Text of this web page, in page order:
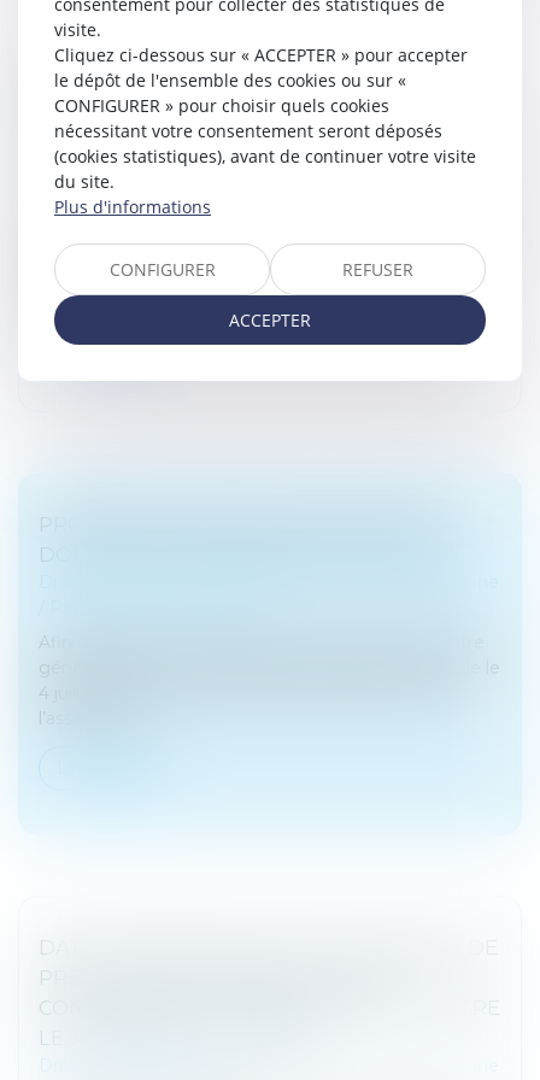
VIOLENCES CONJUGALES : QUELLES
PROTECTION ET PRISE EN CHARGE POUR
LES VICTIMES ?
Droit de la famille, des personnes et de leur patrimoine
Violences familiales
145 : c’est le nombre d’homicides conjugaux recensés
en 2021. 122 de ces victimes étaient des femmes (84
%). Au total, en 2021, 208 000 personnes ont été
enregistrées comme vict...
Lire la suite
PROPOSITION VISANT À FACILITER LES
DONATIONS INTERGÉNÉRATIONNELLES
Afin de préserver la transmission du patrimoine entre
générations, le texte déposé à l’Assemblée nationale le
4 juillet 2023 propose, en premier lieu, de sortir de
l’assiette de...
DATE D’APPRÉCIATION DE LA DEMANDE DE
PRESTATION COMPENSATOIRE ET
CONSÉQUENCE DE L’APPEL FORMÉ CONTRE
LE JUGEMENT DE DIVORCE
visite.
Cliquez ci-dessous sur « ACCEPTER » pour accepter
le dépôt de l'ensemble des cookies ou sur «
CONFIGURER » pour choisir quels cookies
nécessitant votre consentement seront déposés
(cookies statistiques), avant de continuer votre visite
du site.
Plus d'informations
CONFIGURER REFUSER
ACCEPTER